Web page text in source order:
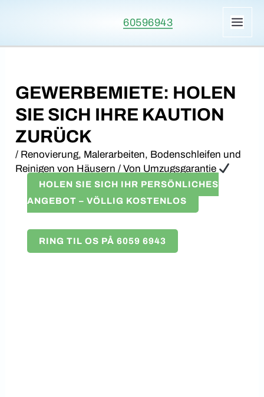
60596943
GEWERBEMIETE: HOLEN
SIE SICH IHRE KAUTION
ZURÜCK
/ Renovierung, Malerarbeiten, Bodenschleifen und
Reinigen von Häusern / Von Umzugsgarantie
HOLEN SIE SICH IHR PERSÖNLICHES
ANGEBOT – VÖLLIG KOSTENLOS
RING TIL OS PÅ 6059 6943